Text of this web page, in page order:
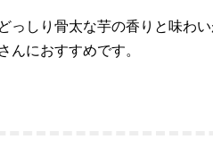
っしり骨太な芋の香りと味わ
んにおすすめです。